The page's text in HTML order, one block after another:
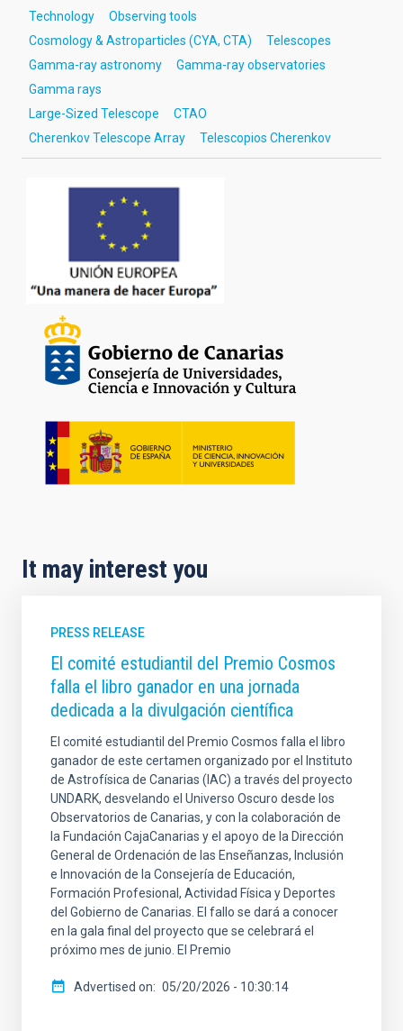
Technology
Observing tools
Cosmology & Astroparticles (CYA, CTA)
Telescopes
Gamma-ray astronomy
Gamma-ray observatories
Gamma rays
Large-Sized Telescope
CTAO
Cherenkov Telescope Array
Telescopios Cherenkov
It may interest you
PRESS RELEASE
El comité estudiantil del Premio Cosmos
falla el libro ganador en una jornada
dedicada a la divulgación científica
El comité estudiantil del Premio Cosmos falla el libro
ganador de este certamen organizado por el Instituto
de Astrofísica de Canarias (IAC) a través del proyecto
UNDARK, desvelando el Universo Oscuro desde los
Observatorios de Canarias, y con la colaboración de
la Fundación CajaCanarias y el apoyo de la Dirección
General de Ordenación de las Enseñanzas, Inclusión
e Innovación de la Consejería de Educación,
Formación Profesional, Actividad Física y Deportes
del Gobierno de Canarias. El fallo se dará a conocer
en la gala final del proyecto que se celebrará el
próximo mes de junio. El Premio
Advertised on 05/20/2026 - 10:30:14